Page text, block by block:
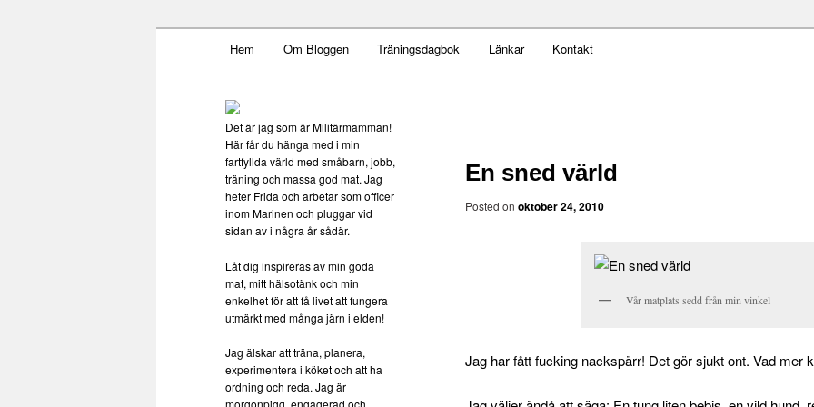
Militärmamman
Skip to primary content
Hem Om Bloggen Träningsdagbok Länkar Kontakt
En sned värld
Posted on oktober 24, 2010
Vår matplats sedd från min vinkel
Jag har fått fucking nackspärr! Det gör sjukt ont. Vad mer
Det är jag som är Militärmamman!
Här får du hänga med i min
fartfyllda värld med småbarn, jobb,
träning och massa god mat. Jag
heter Frida och arbetar som officer
inom Marinen och pluggar vid
sidan av i några år sådär.
Låt dig inspireras av min goda
mat, mitt hälsotänk och min
enkelhet för att få livet att fungera
utmärkt med många järn i elden!
Jag älskar att träna, planera,
experimentera i köket och att ha
ordning och reda. Jag är